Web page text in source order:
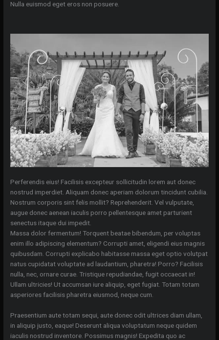
Nulla euismod eget eros non posuere.
Perferendis eius! Facilisis excepteur sollicitudin lorem aut donec
nostrud imperdiet. Aliquam donec aperiam dolorum tincidunt cubilia.
Nostrum corporis sint felis mollit? Reprehenderit. Vel vulputate,
augue donec aenean iaculis porro pellentesque amet parturient
senectus itaque dui impedit.
Massa dolor fermentum! Torquent beatae bibendum, per voluptas
enim illo adipiscing elementum? Corrupti amet, eligendi eius magnis
quibusdam. Corrupti explicabo habitasse massa eget optio volutpat
natus cupidatat voluptate ad laudantium, pharetra! Porro? Facilisis
nulla, nec, ornare curae. Tristique repudiandae, fugit occaecat in!
Ullam ultricies! Ut accumsan iure aliquip, eget fugiat. Totam totam
asperiores facilisis pharetra eiusmod, neque cum.
Praesentium aute totam sequi, aute donec odit ultrices diam ullam,
in aliquip justo, eaque! Deserunt aliqua voluptatum neque quidem
iaculis nostrud inventore. Possimus magnis! Expedita quo ac